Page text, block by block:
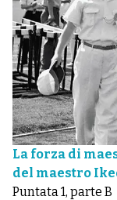
La forza di
del maestro
Puntata 1, parte B